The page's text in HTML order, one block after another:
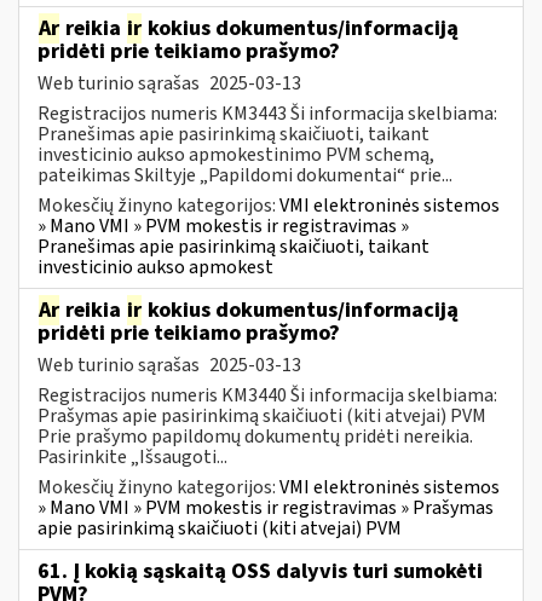
Ar reikia ir kokius dokumentus/informaciją
pridėti prie teikiamo prašymo?
Web turinio sąrašas 2025-03-13
Registracijos numeris KM3443 Ši informacija skelbiama:
Pranešimas apie pasirinkimą skaičiuoti, taikant
investicinio aukso apmokestinimo PVM schemą,
pateikimas Skiltyje „Papildomi dokumentai“ prie...
Mokesčių žinyno kategorijos:VMI elektroninės sistemos
» Mano VMI » PVM mokestis ir registravimas »
Pranešimas apie pasirinkimą skaičiuoti, taikant
investicinio aukso apmokest
Ar reikia ir kokius dokumentus/informaciją
pridėti prie teikiamo prašymo?
Web turinio sąrašas 2025-03-13
Registracijos numeris KM3440 Ši informacija skelbiama:
Prašymas apie pasirinkimą skaičiuoti (kiti atvejai) PVM
Prie prašymo papildomų dokumentų pridėti nereikia.
Pasirinkite „Išsaugoti...
Mokesčių žinyno kategorijos:VMI elektroninės sistemos
» Mano VMI » PVM mokestis ir registravimas » Prašymas
apie pasirinkimą skaičiuoti (kiti atvejai) PVM
61. Į kokią sąskaitą OSS dalyvis turi sumokėti
PVM?